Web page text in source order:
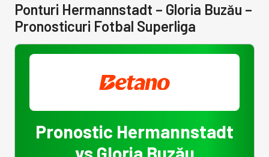
Ponturi Hermannstadt – Gloria Buzău –
Pronosticuri Fotbal Superliga
Pronostic Hermannstadt
vs Gloria Buzău